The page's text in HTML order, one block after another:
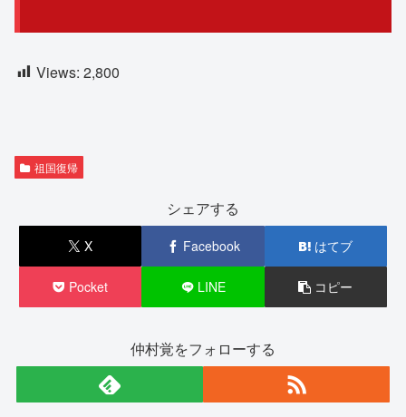
Views: 2,800
祖国復帰
シェアする
X Facebook はてブ
Pocket LINE コピー
仲村覚をフォローする